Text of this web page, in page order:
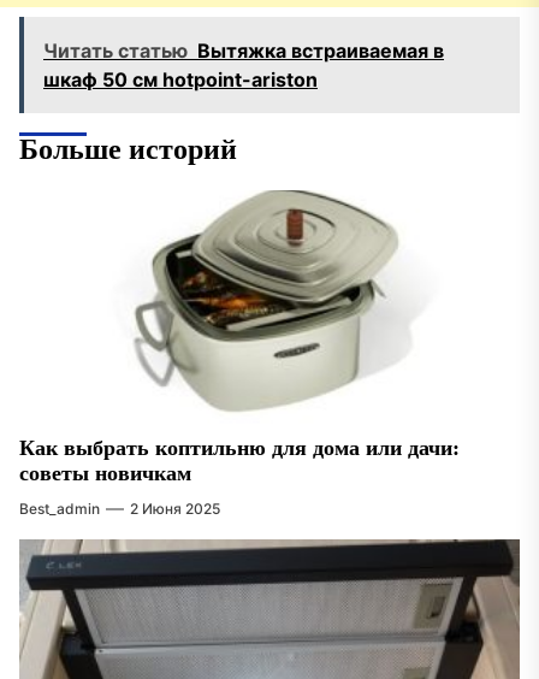
Читать статью Вытяжка встраиваемая в
шкаф 50 см hotpoint-ariston
Больше историй
Как выбрать коптильню для дома или дачи:
советы новичкам
Best_admin 2 Июня 2025